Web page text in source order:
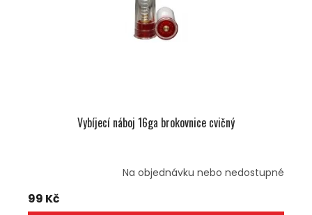
Vybíjecí náboj 16ga brokovnice cvičný
Na objednávku nebo nedostupné
99 Kč